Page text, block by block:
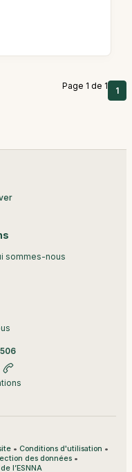
Page 1 de 1 1
sommes-nous
• Conditions d'utilisation •
des données •
l’ESNNA